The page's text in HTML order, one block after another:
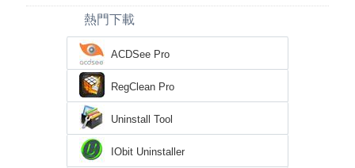
熱門下載
ACDSee Pro
RegClean Pro
Uninstall Tool
IObit Uninstaller